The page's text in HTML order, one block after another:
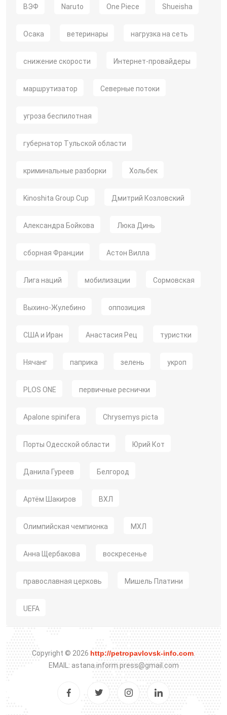
ВЭФ Naruto One Piece Shueisha
Осака ветеринары нагрузка на сеть
снижение скорости Интернет-провайдеры
маршрутизатор Северные потоки
угроза беспилотная
губернатор Тульской области
криминальные разборки Хольбек
Kinoshita Group Cup Дмитрий Козловский
Александра Бойкова Люка Динь
сборная Франции Астон Вилла
Лига наций мобилизации Сормовская
Выхино-Жулебино оппозиция
США и Иран Анастасия Рец туристки
Нячанг паприка зелень укроп
PLOS ONE первичные реснички
Apalone spinifera Chrysemys picta
Порты Одесской области Юрий Кот
Данила Гуреев Белгород
Артём Шакиров ВХЛ
Олимпийская чемпионка МХЛ
Анна Щербакова воскресенье
православная церковь Мишель Платини
UEFA
Copyright © 2026 http://petropavlovsk-info.com
EMAIL: astana.inform.press@gmail.com